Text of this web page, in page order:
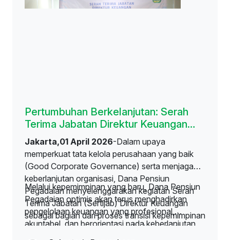
Pertumbuhan Berkelanjutan: Serah
Terima Jabatan Direktur Keuangan
Dana Pensiun Pegadaian
Jakarta,01 April 2026-Dalam upaya
memperkuat tata kelola perusahaan yang baik
(Good Corporate Governance) serta menjaga
keberlanjutan organisasi, Dana Pensiun
Pegadaian menyelenggarakan kegiatan Serah
Terima Jabatan (Sertijab) Direktur Keuangan
sebagai bagian dari proses transisi kepemimpinan
yang berlangsung secara profesional, tertib, dan
Melalui kepemimpinan yang baru, Dana Pensiun
Pegadaian optimis akan terus menghadirkan
pengelolaan keuangan yang profesional,
akuntabel, dan berorientasi pada keberlanjutan,